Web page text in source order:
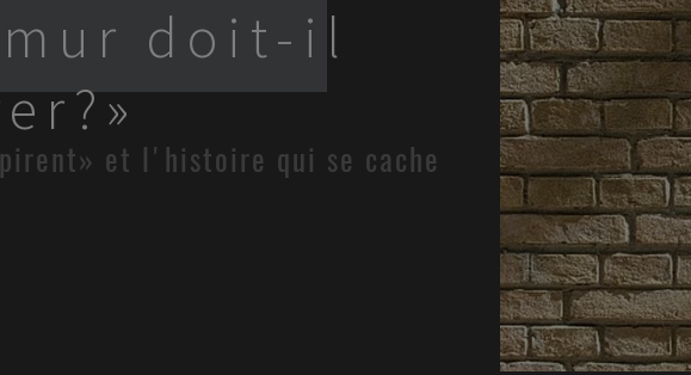
mur doit-il
et l'histoire qui se cache